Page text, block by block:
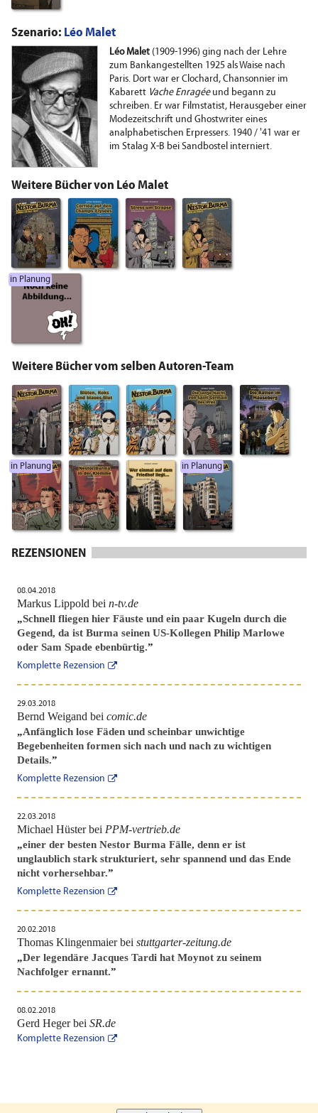
Szenario: Léo Malet
Léo Malet (1909-1996) ging nach der Lehre
zum Bankangestellten 1925 als Waise nach
Paris. Dort war er Clochard, Chansonnier im
Kabarett Vache Enragéeund begann zu
schreiben. Er war Filmstatist, Herausgeber einer
Modezeitschrift und Ghostwriter eines
analphabetischen Erpressers. 1940 / '41 war er
im Stalag X-B bei Sandbostel interniert.
Weitere Bücher von Léo Malet
in Planung
Weitere Bücher vom selben Autoren-Team
in Planung in Planung
REZENSIONEN
08.04.2018
Markus Lippold bei n-tv.de
„Schnell fliegen hier Fäuste und ein paar Kugeln durch die
Gegend, da ist Burma seinen US-Kollegen Philip Marlowe
oder Sam Spade ebenbürtig.”
Komplette Rezension
29.03.2018
Bernd Weigand bei comic.de
„Anfänglich lose Fäden und scheinbar unwichtige
Begebenheiten formen sich nach und nach zu wichtigen
Details.”
Komplette Rezension
22.03.2018
Michael Hüster bei PPM-vertrieb.de
„einer der besten Nestor Burma Fälle, denn er ist
unglaublich stark strukturiert, sehr spannend und das Ende
nicht vorhersehbar.”
Komplette Rezension
20.02.2018
Thomas Klingenmaier bei stuttgarter-zeitung.de
„Der legendäre Jacques Tardi hat Moynot zu seinem
Nachfolger ernannt.”
08.02.2018
Gerd Heger bei SR.de
Komplette Rezension